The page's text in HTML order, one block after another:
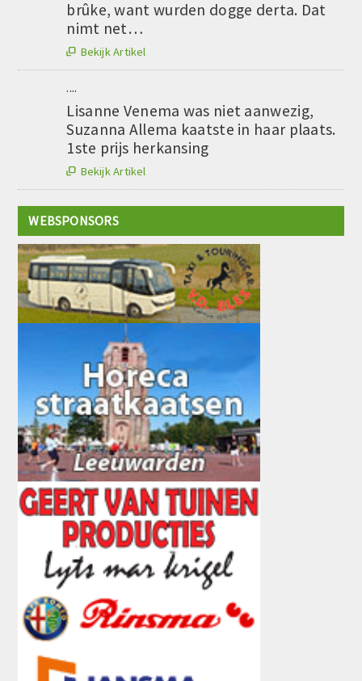
brûke, want wurden dogge derta. Dat
nimt net…
 Bekijk Artikel
....
Lisanne Venema was niet aanwezig,
Suzanna Allema kaatste in haar plaats.
1ste prijs herkansing
 Bekijk Artikel
WEBSPONSORS